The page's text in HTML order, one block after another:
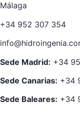
Málaga
+34 952 307 354
Sede Madrid: +34
Sede Canarias: +34
Sede Baleares: +34